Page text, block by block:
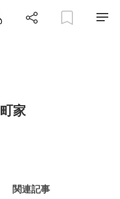
家
関連記事